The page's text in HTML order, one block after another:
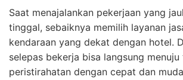
Saat menajalankan pekerjaan yang
tinggal, sebaiknya memilih layanan
kendaraan yang dekat dengan hotel.
selepas bekerja bisa langsung
peristirahatan dengan cepat dan